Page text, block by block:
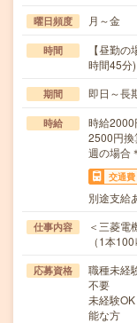
曜日頻度 月～金
時間
【昼勤
時間45分
期間 即日～長
時給
時給
2500円
週の場合
交通費
別途支給
仕事内容
＜三菱電
（1本
応募資格
職種未経
不要
未経験
能な方